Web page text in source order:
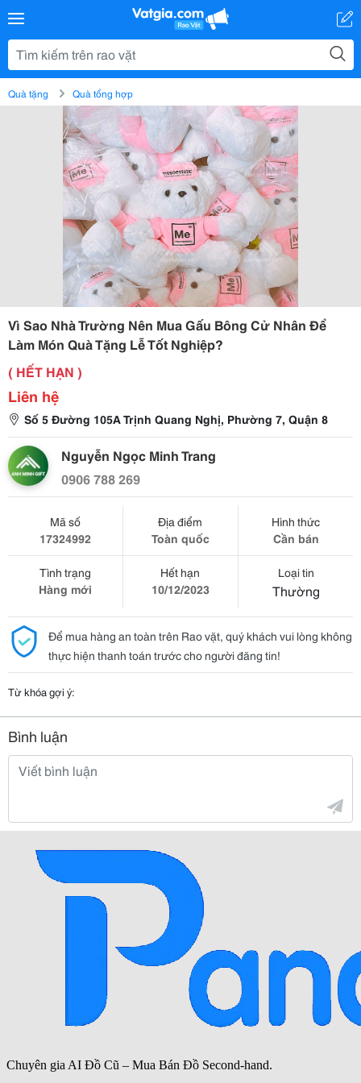
Quà tặng Quà tổng hợp
Vì Sao Nhà Trường Nên Mua Gấu Bông Cử Nhân Để
Làm Món Quà Tặng Lễ Tốt Nghiệp?
( HẾT HẠN )
Liên hệ
Số 5 Đường 105A Trịnh Quang Nghị, Phường 7, Quận 8
Nguyễn Ngọc Minh Trang
0906 788 269
Mã số
17324992
Địa điểm
Toàn quốc
Hình thức
Cần bán
Tình trạng
Hàng mới
Hết hạn
10/12/2023
Loại tin
Thường
Để mua hàng an toàn trên Rao vặt, quý khách vui lòng không
thực hiện thanh toán trước cho người đăng tin!
Từ khóa gợi ý:
Bình luận